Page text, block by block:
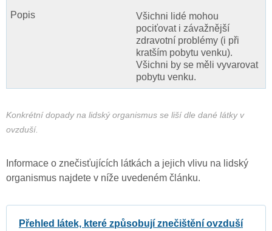
Všichni lidé mohou
pociťovat i závažnější
zdravotní problémy (i při
kratším pobytu venku).
Všichni by se měli vyvarovat
pobytu venku.
Konkrétní dopady na lidský organismus se liší dle dané látky v
ovzduší.
Informace o znečisťujících látkách a jejich vlivu na lidský
organismus najdete v níže uvedeném článku.
Přehled látek, které způsobují znečištění ovzduší